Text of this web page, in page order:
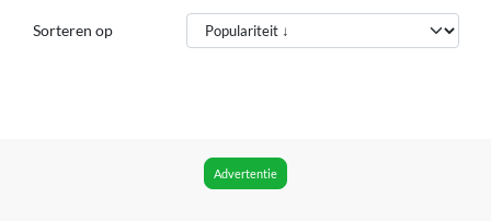
Sorteren op
Advertentie